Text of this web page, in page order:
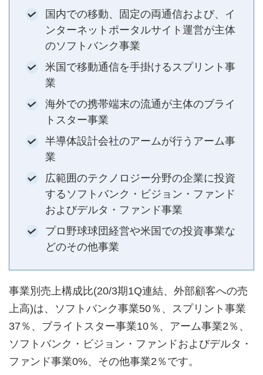
国内での移動、固定の両通信および、イ
ンターネットポータルサイト運営が主体
のソフトバンク事業
米国で移動通信を手掛けるスプリント事
業
海外での携帯端末の流通が主体のブライ
トスター事業
半導体設計会社のアームが行うアーム事
業
広範囲のテクノロジー分野の企業に投資
するソフトバンク・ビジョン・ファンド
およびデルタ・ファンド事業
プロ野球球団経営や米国での投資事業な
どのその他事業
事業別売上構成比(20/3期1Q連結、外部顧客への売
上高)は、ソフトバンク事業50％、スプリント事業
37％、ブライトスター事業10％、アーム事業2％、
ソフトバンク・ビジョン・ファンドおよびデルタ・
ファンド事業0%、その他事業2％です。